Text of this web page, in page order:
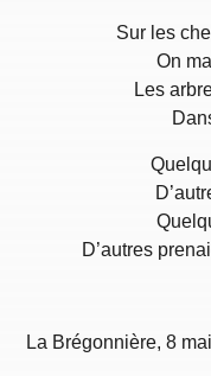
Sur les
On
Les
D’autres
La Brégonnière, 8